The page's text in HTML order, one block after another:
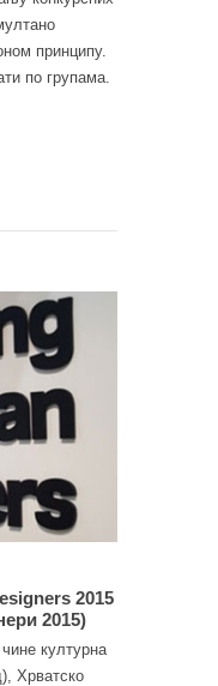
принципу.
по групама.
2015
2015)
културна
Хрватско